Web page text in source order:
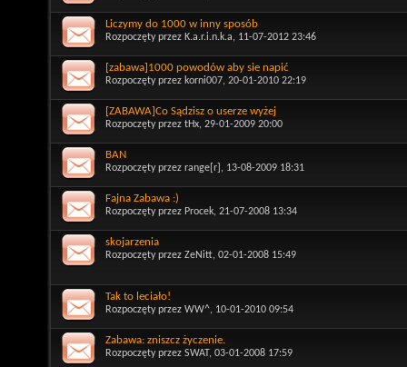
Liczymy do 1000 w inny sposób
Rozpoczęty przez K.a.r.i.n.k.a, 11-07-2012 23:46
[zabawa]1000 powodów aby sie napić
Rozpoczęty przez korni007, 20-01-2010 22:19
[ZABAWA]Co Sądzisz o userze wyżej
Rozpoczęty przez tHx, 29-01-2009 20:00
BAN
Rozpoczęty przez range[r] , 13-08-2009 18:31
Fajna Zabawa :)
Rozpoczęty przez Procek, 21-07-2008 13:34
skojarzenia
Rozpoczęty przez ZeNitt, 02-01-2008 15:49
Tak to leciało!
Rozpoczęty przez WW^, 10-01-2010 09:54
Zabawa: zniszcz życzenie.
Rozpoczęty przez SWAT , 03-01-2008 17:59